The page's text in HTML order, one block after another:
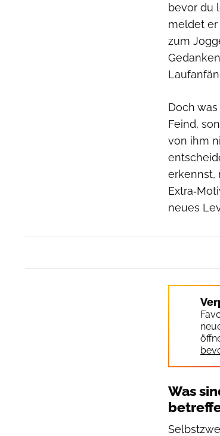
bevor du
meldet er
zum
Doch
Feind,
von ihm
erkennst,
neues
Was